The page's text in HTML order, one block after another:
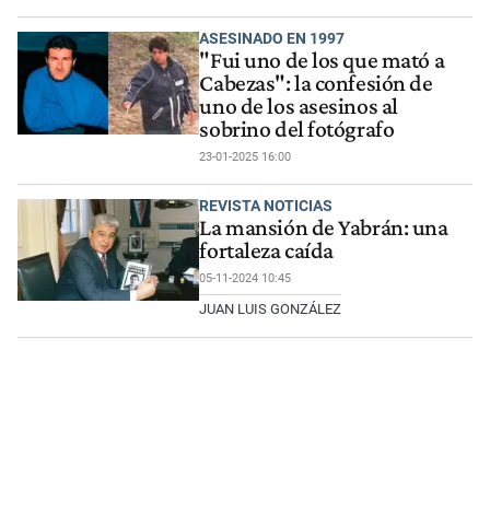
ASESINADO EN 1997
"Fui uno de los que mató a
Cabezas": la confesión de
uno de los asesinos al
sobrino del fotógrafo
23-01-2025 16:00
REVISTA NOTICIAS
La mansión de Yabrán: una
fortaleza caída
05-11-2024 10:45
JUAN LUIS GONZÁLEZ